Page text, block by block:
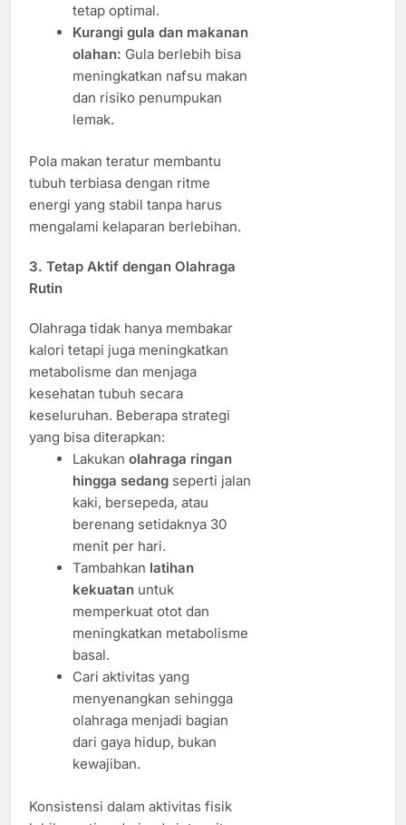
tetap optimal.
Kurangi gula dan makanan
olahan: Gula berlebih bisa
meningkatkan nafsu makan
dan risiko penumpukan
lemak.
Pola makan teratur membantu
tubuh terbiasa dengan ritme
energi yang stabil tanpa harus
mengalami kelaparan berlebihan.
3. Tetap Aktif dengan Olahraga
Rutin
Olahraga tidak hanya membakar
kalori tetapi juga meningkatkan
metabolisme dan menjaga
kesehatan tubuh secara
keseluruhan. Beberapa strategi
yang bisa diterapkan:
Lakukan olahraga ringan
hingga sedangseperti jalan
kaki, bersepeda, atau
berenang setidaknya 30
menit per hari.
Tambahkan latihan
kekuatanuntuk
memperkuat otot dan
meningkatkan metabolisme
basal.
Cari aktivitas yang
menyenangkan sehingga
olahraga menjadi bagian
dari gaya hidup, bukan
kewajiban.
Konsistensi dalam aktivitas fisik